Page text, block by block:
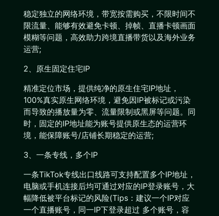
稳定独立的网络环境，带宽按需购买，不限时间不
限流量、能够有效避免卡顿、掉帧、直播卡顿画面
模糊等问题，高效助力跨境直播带货以及海外业务
运营;
2、原生固定住宅IP
精准定位市场，提供纯净的原生住宅IP地址，
100%真实原生网络环境，避免因IP被标记或污染
而导致的播放量为零、流量限制或黑屏等问题。同
时，固定的IP地址能为账号提供原生态的运营环
境，能保障账号/店铺长期稳定的运营;
3、一条专线，多个IP
一条TikTok专线出口线路可支持配置多个IP地址，
电脑或手机连接后均可通过对应的IP登录账号，大
幅降低被平台标记的风险(Tips：建议一个IP对应
一个直播账号，同一IP下登录超过 多个账号，容